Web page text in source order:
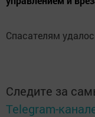
Спасателям
Следите за
Telegram-